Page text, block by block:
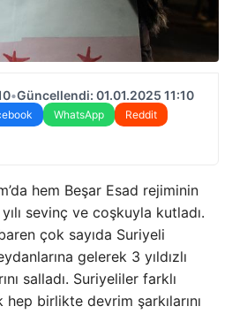
•Güncellendi: 01.01.2025 11:10
WhatsApp
Reddit
hem Beşar Esad rejiminin
sevinç ve coşkuyla kutladı.
çok sayıda Suriyeli
gelerek 3 yıldızlı
salladı. Suriyeliler farklı
birlikte devrim şarkılarını